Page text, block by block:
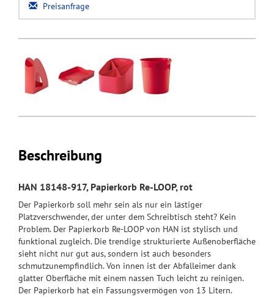
Preisanfrage
Beschreibung
HAN 18148-917, Papierkorb Re-LOOP, rot
Der Papierkorb soll mehr sein als nur ein lästiger
Platzverschwender, der unter dem Schreibtisch steht? Kein
Problem. Der Papierkorb Re-LOOP von HAN ist stylisch und
funktional zugleich. Die trendige strukturierte Außenoberfläche
sieht nicht nur gut aus, sondern ist auch besonders
schmutzunempfindlich. Von innen ist der Abfalleimer dank
glatter Oberfläche mit einem nassen Tuch leicht zu reinigen.
Der Papierkorb hat ein Fassungsvermögen von 13 Litern.